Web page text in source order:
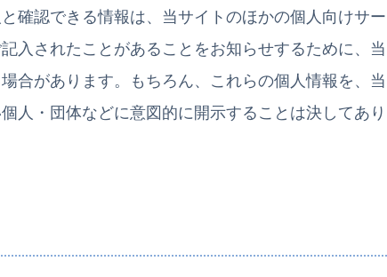
確認できる情報は、当サイトのほかの個人向けサー
入されたことがあることをお知らせするために、当
合があります。もちろん、これらの個人情報を、当
人・団体などに意図的に開示することは決してあり